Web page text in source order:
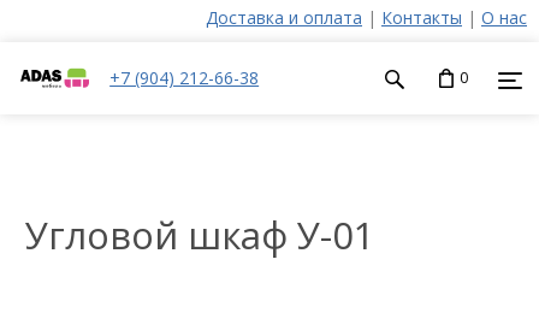
Доставка и оплата | Контакты | О нас
+7 (904) 212-66-38 0
Угловой шкаф У-01